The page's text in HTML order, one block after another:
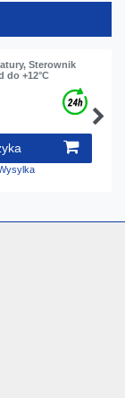
Sterownik
do +12°C